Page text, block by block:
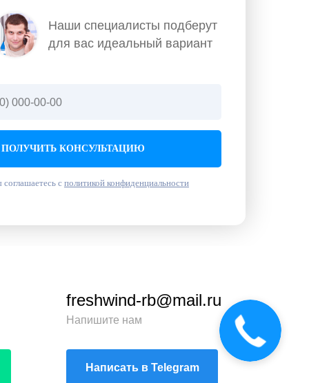
Наши специалисты подберут
для вас идеальный вариант
ПОЛУЧИТЬ КОНСУЛЬТАЦИЮ
с политикой конфиденциальности
freshwind-rb@mail.ru
Напишите нам
Написать в Telegram